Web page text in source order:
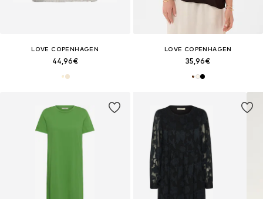
LOVE COPENHAGEN
44,96€
LOVE COPENHAGEN
35,96€